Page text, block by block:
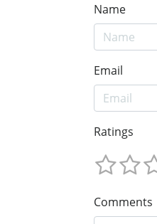
Name
Email
Ratings
Comments